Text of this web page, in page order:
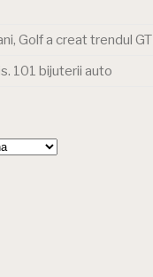
Golf a creat trendul GTI
101 bijuterii auto